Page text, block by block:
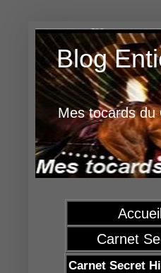
Blog
Mes tocards du
Accueil
Carnet
Carnet Secret